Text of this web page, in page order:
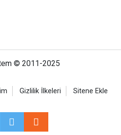
© 2011-2025
Gizlilik İlkeleri Sitene Ekle